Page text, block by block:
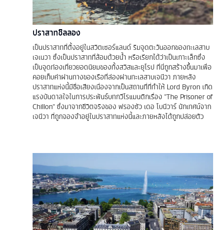
ปราสาทชิลลอง
เป็นปราสาทที่ตั้งอยู่ในสวิตเซอร์แลนด์ ริมจุดตะวันออกของทะเลสาบ
เจเนวา ซึ่งเป็นปราสาทที่ล้อมด้วยน้ำ หรือเรียกได้ว่าเป็นเกาะเล็กซึ่ง
เป็นจุดท่องเที่ยวยอดนิยมของทั้งสวิสและยุโรป ที่นี่ถูกสร้างขึ้นมาเพื่อ
คอยเก็บค่าผ่านทางของเรือที่ล่องผ่านทะเลสาบเจนีวา ภายหลัง
ปราสาทแห่งนี้มีชื่อเสียงเนื่องจากเป็นสถานที่ที่ทำให้ Lord Byron เกิด
แรงบันดาลใจในการประพันธ์บทกวีโรแมนติกเรื่อง "The Prisoner of
Chillon" ซึ่งมาจากชีวิตจริงของ ฟรองซัว เดอ โบนีวาร์ นักเทศน์จาก
เจนีวา ที่ถูกจองจำอยู่ในปราสาทแห่งนี้และภายหลังได้ถูกปล่อยตัว